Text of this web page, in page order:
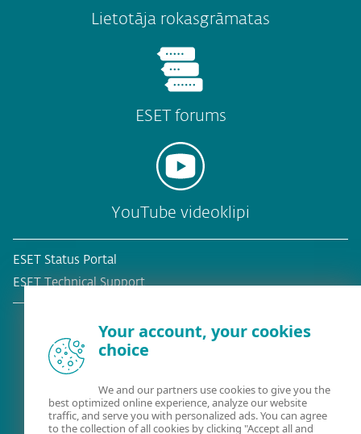
Lietotāja rokasgrāmatas
ESET forums
YouTube videoklipi
ESET Status Portal
ESET Technical Support
Esošais klients?
Your account, your cookies
choice
We and our partners use cookies to give you the
best optimized online experience, analyze our website
traffic, and serve you with personalized ads. You can agree
to the collection of all cookies by clicking "Accept all and